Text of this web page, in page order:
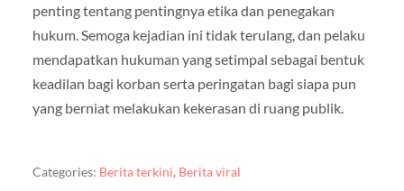
penting tentang pentingnya etika dan penegakan
hukum. Semoga kejadian ini tidak terulang, dan pelaku
mendapatkan hukuman yang setimpal sebagai bentuk
keadilan bagi korban serta peringatan bagi siapa pun
yang berniat melakukan kekerasan di ruang publik.
Categories: Berita terkini, Berita viral